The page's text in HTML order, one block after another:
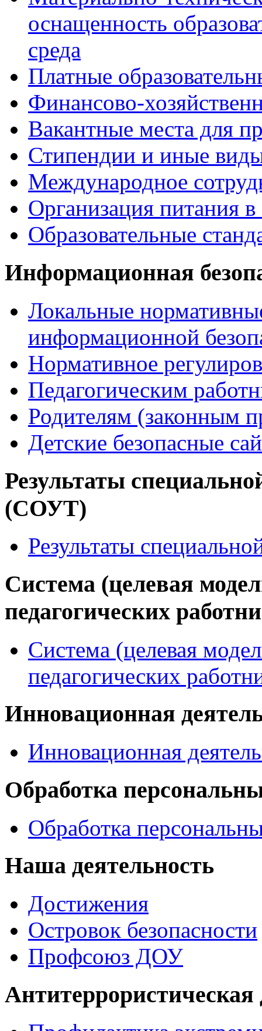
оснащенность
среда
Платные
Финансово-
Вакантные места для
Стипендии и иные
Международное
Организация питания в
Образовательные
Информационная
Локальные
информационной
Нормативное
Педагогическим
Родителям (законным
Детские безопасные
Результаты
(СОУТ)
Результаты
Система (целевая
педагогических
Система (целевая
педагогических
Инновационная
Инновационная
Обработка
Обработка
Наша деятельность
Достижения
Островок безопасности
Профсоюз ДОУ
Антитеррористическая